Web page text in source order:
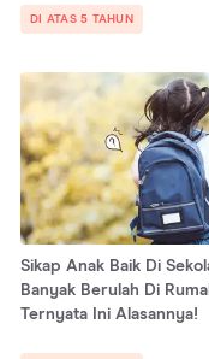
DI ATAS 5 TAHUN
Sikap Anak Baik Di
Banyak Berulah Di
Ternyata Ini Alasannya!